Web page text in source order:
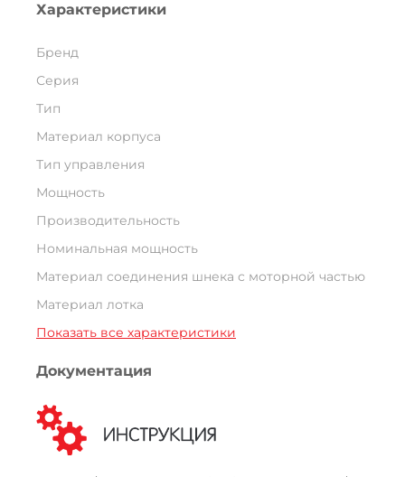
Характеристики
Бренд
Серия
Тип
Материал корпуса
Тип управления
Мощность
Производительность
Номинальная мощность
Материал соединения шнека с моторной частью
Материал лотка
Показать все характеристики
Документация